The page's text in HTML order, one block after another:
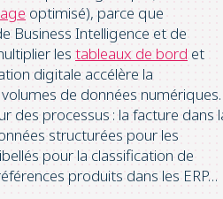
optimisé), parce que
Business Intelligence et de
les tableaux de bord et
digitale accélère la
de données numériques.
des processus : la facture dans
structurées pour les
pour la classification de
produits dans les ERP…